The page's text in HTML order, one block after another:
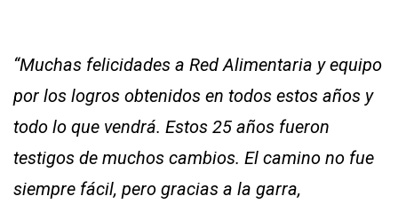
“Muchas felicidades a Red Alimentaria y equipo
por los logros obtenidos en todos estos años y
todo lo que vendrá. Estos 25 años fueron
testigos de muchos cambios. El camino no fue
siempre fácil, pero gracias a la garra,